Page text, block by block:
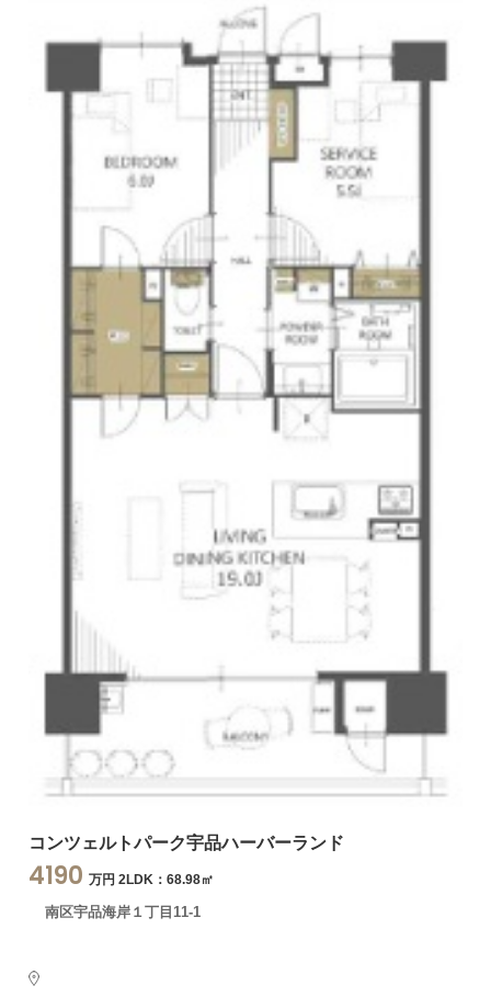
コンツェルトパーク宇品ハーバーランド
4190 万円 2LDK：68.98㎡
南区宇品海岸１丁目11-1